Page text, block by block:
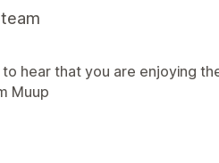
hear that you are enjoying
Muup